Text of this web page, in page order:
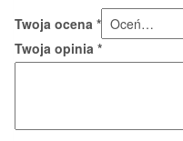
Twoja ocena *
Twoja opinia *